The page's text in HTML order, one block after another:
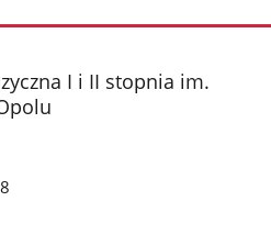
I i II stopnia im.